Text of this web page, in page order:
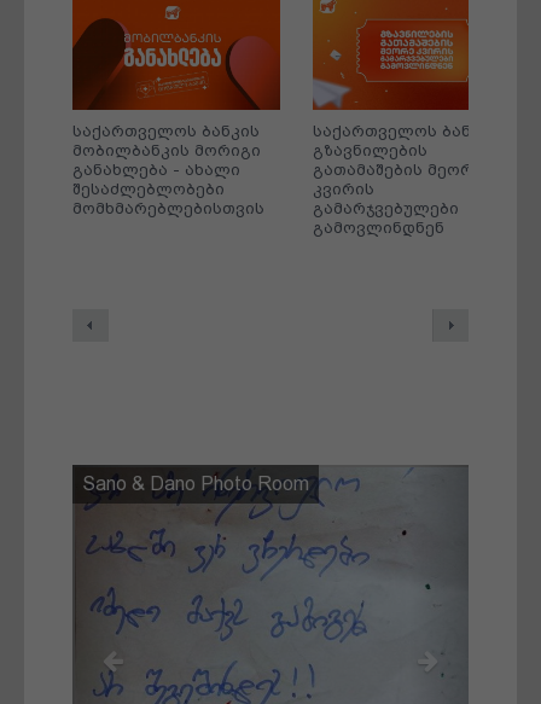
საქართველოს ბანკის
მობილბანკის მორიგი
განახლება - ახალი
შესაძლებლობები
მომხმარებლებისთვის
საქართველოს ბანკის
გზავნილების
გათამაშების მეორე
კვირის
გამარჯვებულები
გამოვლინდნენ
Sano & Dano Photo Room
Previous